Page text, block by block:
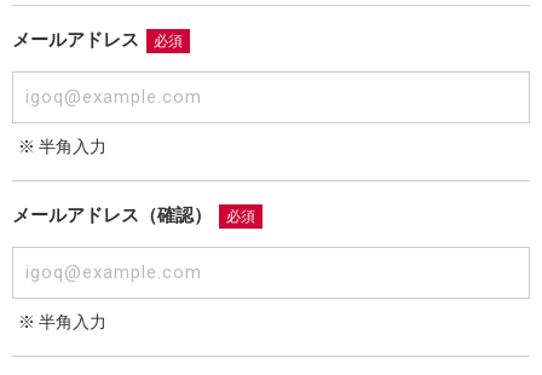
メールアドレス 必須
※ 半角入力
メールアドレス（確認） 必須
※ 半角入力